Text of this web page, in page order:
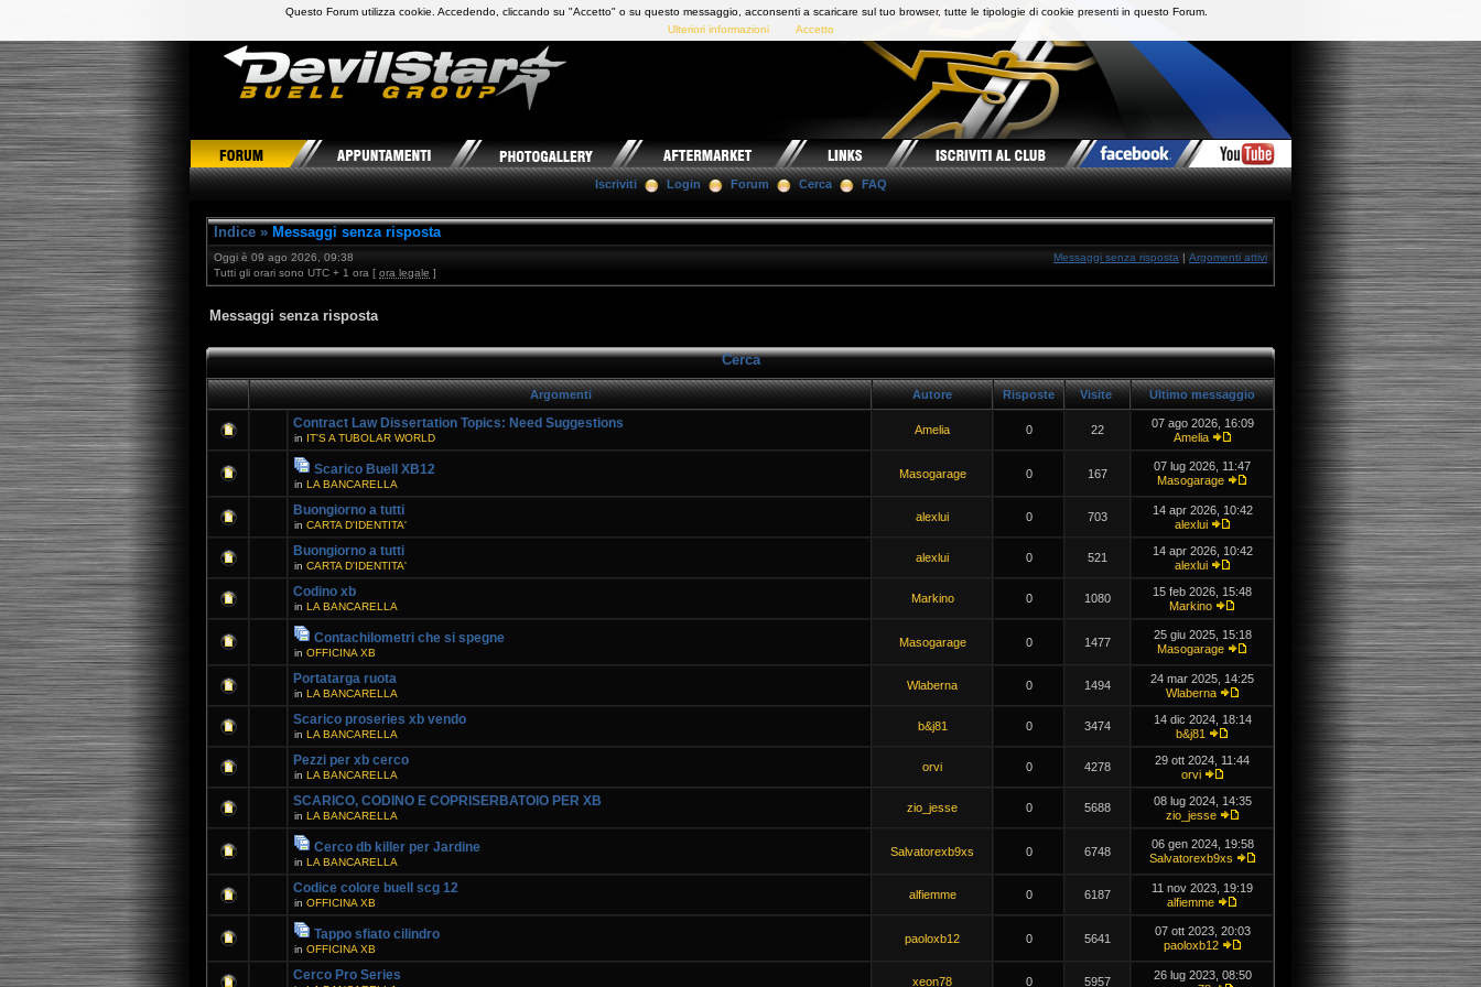
DevilStars Club Buell Italia
Iscriviti Login Forum Cerca FAQ
Indice » Messaggi senza risposta
Oggi è 09 ago 2026, 09:38
Tutti gli orari sono UTC + 1 ora [ ora legale ]
Messaggi senza risposta | Argomenti attivi
Messaggi senza risposta
Cerca
Argomenti Autore Risposte Visite Ultimo messaggio
Contract Law Dissertation Topics: Need Suggestions
in IT'S A TUBOLAR WORLD
Amelia 0 22
07 ago 2026, 16:09
Amelia
Scarico Buell XB12
in LA BANCARELLA
Masogarage 0 167
07 lug 2026, 11:47
Masogarage
Buongiorno a tutti
in CARTA D'IDENTITA'
alexlui 0 703
14 apr 2026, 10:42
alexlui
Buongiorno a tutti
in CARTA D'IDENTITA'
alexlui 0 521
14 apr 2026, 10:42
alexlui
Codino xb
in LA BANCARELLA
Markino 0 1080
15 feb 2026, 15:48
Markino
Contachilometri che si spegne
in OFFICINA XB
Masogarage 0 1477
25 giu 2025, 15:18
Masogarage
Portatarga ruota
in LA BANCARELLA
Wlaberna 0 1494
24 mar 2025, 14:25
Wlaberna
Scarico proseries xb vendo
in LA BANCARELLA
b&j81 0 3474
14 dic 2024, 18:14
b&j81
Pezzi per xb cerco
in LA BANCARELLA
orvi 0 4278
29 ott 2024, 11:44
orvi
SCARICO, CODINO E COPRISERBATOIO PER XB
in LA BANCARELLA
zio_jesse 0 5688
08 lug 2024, 14:35
zio_jesse
Cerco db killer per Jardine
in LA BANCARELLA
Salvatorexb9xs 0 6748
06 gen 2024, 19:58
Salvatorexb9xs
Codice colore buell scg 12
in OFFICINA XB
alfiemme 0 6187
11 nov 2023, 19:19
alfiemme
Tappo sfiato cilindro
in OFFICINA XB
paoloxb12 0 5641
07 ott 2023, 20:03
paoloxb12
Cerco Pro Series xeon78 0 5957
26 lug 2023, 08:50
Questo Forum utilizza cookie. Accedendo, cliccando su "Accetto" o su questo messaggio, acconsenti a scaricare sul tuo browser, tutte le tipologie di cookie presenti in questo Forum.
Ulteriori informazioni
Accetto